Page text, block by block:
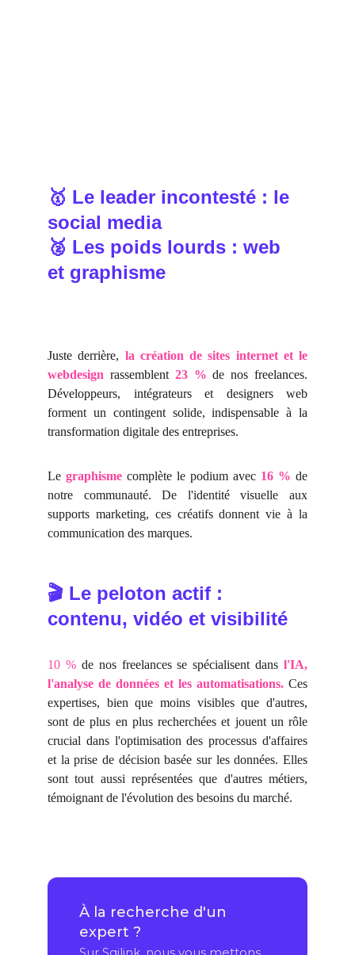
🥇 Le leader incontesté : le
social media
🥈 Les poids lourds : web
et graphisme
Juste derrière, la création de sites internet et le
webdesign rassemblent 23 % de nos freelances.
Développeurs, intégrateurs et designers web
forment un contingent solide, indispensable à la
transformation digitale des entreprises.
Le graphisme complète le podium avec 16 % de
notre communauté. De l'identité visuelle aux
supports marketing, ces créatifs donnent vie à la
communication des marques.
🎬 Le peloton actif :
contenu, vidéo et visibilité
10 %de nos freelances se spécialisent dans l'IA,
l'analyse de données et les automatisations. Ces
expertises, bien que moins visibles que d'autres,
sont de plus en plus recherchées et jouent un rôle
crucial dans l'optimisation des processus d'affaires
et la prise de décision basée sur les données. Elles
sont tout aussi représentées que d'autres métiers,
témoignant de l'évolution des besoins du marché.